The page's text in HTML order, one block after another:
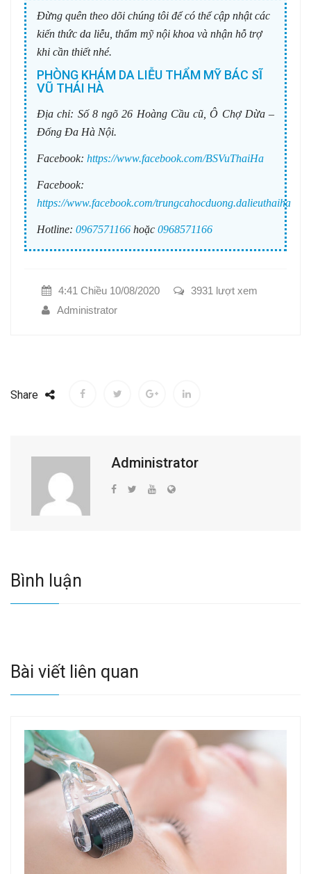
Đừng quên theo dõi chúng tôi để có thể cập nhật các
kiến thức da liễu, thẩm mỹ nội khoa và nhận hỗ trợ
khi cần thiết nhé.
PHÒNG KHÁM DA LIỄU THẨM MỸ BÁC SĨ
VŨ THÁI HÀ
Địa chỉ: Số 8 ngõ 26 Hoàng Cầu cũ, Ô Chợ Dừa –
Đống Đa Hà Nội.
Facebook: https://www.facebook.com/BSVuThaiHa
Facebook:
https://www.facebook.com/trungcahocduong.dalieuthaiha
Hotline: 0967571166 hoặc 0968571166
4:41 Chiều 10/08/2020
3931 lượt xem
Administrator
Share
Administrator
Bình luận
Bài viết liên quan